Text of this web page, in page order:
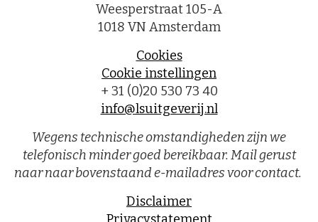
Weesperstraat 105-A
1018 VN Amsterdam
Cookies
Cookie instellingen
+ 31 (0)20 530 73 40
info@lsuitgeverij.nl
Wegens technische omstandigheden zijn we
telefonisch minder goed bereikbaar. Mail gerust
naar naar bovenstaand e-mailadres voor contact.
Disclaimer